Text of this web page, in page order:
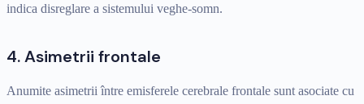
indica disreglare a sistemului veghe-somn.
4. Asimetrii frontale
Anumite asimetrii între emisferele cerebrale frontale sunt asociate cu